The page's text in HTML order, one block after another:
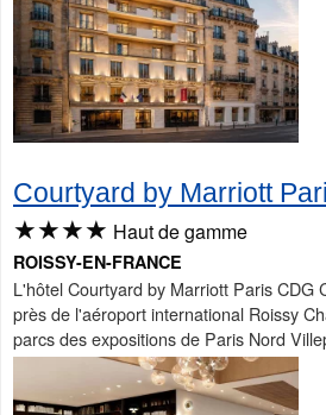
Courtyard by Marriott
★★★★ Haut de gamme
ROISSY-EN-FRANCE
L'hôtel Courtyard by Marriott Paris CDG
près de l'aéroport international Roissy
parcs des expositions de Paris Nord